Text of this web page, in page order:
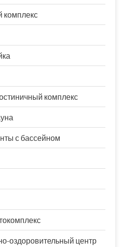
комплекс
комплекс
с бассейном
оздоровительный центр